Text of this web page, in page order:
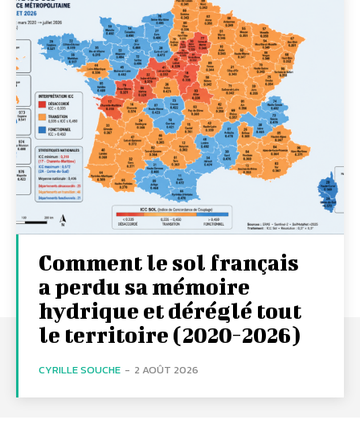
Comment le sol français
a perdu sa mémoire
hydrique et déréglé tout
le territoire (2020-2026)
CYRILLE SOUCHE - 2 AOÛT 2026